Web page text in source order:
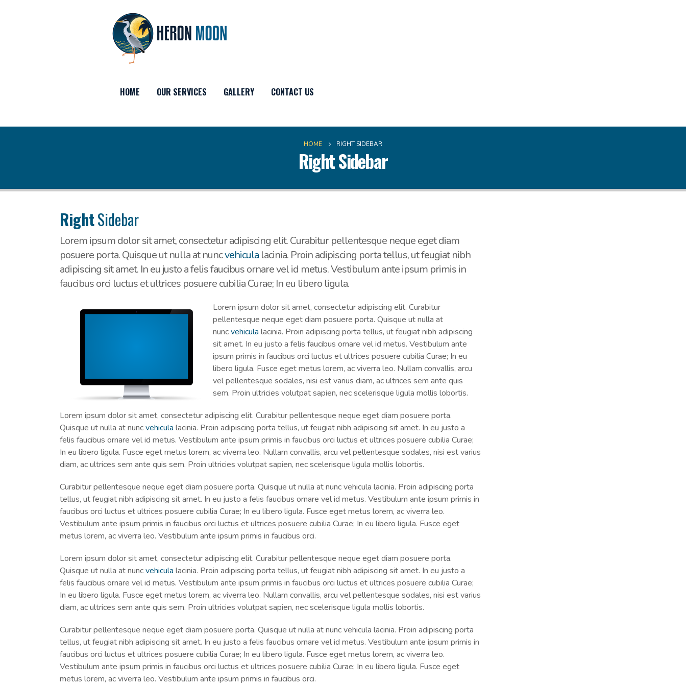
HOME OUR SERVICES GALLERY CONTACT US
HOME RIGHT SIDEBAR
Right Sidebar
RightSidebar
Lorem ipsum dolor sit amet, consectetur adipiscing elit. Curabitur pellentesque neque eget diam
posuere porta. Quisque ut nulla at nuncvehicula lacinia. Proin adipiscing porta tellus, ut feugiat nibh
adipiscing sit amet. In eu justo a felis faucibus ornare vel id metus. Vestibulum ante ipsum primis in
faucibus orci luctus et ultrices posuere cubilia Curae; In eu libero ligula.
Lorem ipsum dolor sit amet, consectetur adipiscing elit. Curabitur
pellentesque neque eget diam posuere porta. Quisque ut nulla at
nuncvehicula lacinia. Proin adipiscing porta tellus, ut feugiat nibh adipiscing
sit amet. In eu justo a felis faucibus ornare vel id metus. Vestibulum ante
ipsum primis in faucibus orci luctus et ultrices posuere cubilia Curae; In eu
libero ligula. Fusce eget metus lorem, ac viverra leo. Nullam convallis, arcu
vel pellentesque sodales, nisi est varius diam, ac ultrices sem ante quis
sem. Proin ultricies volutpat sapien, nec scelerisque ligula mollis lobortis.
Lorem ipsum dolor sit amet, consectetur adipiscing elit. Curabitur pellentesque neque eget diam posuere porta.
Quisque ut nulla at nuncvehicula lacinia. Proin adipiscing porta tellus, ut feugiat nibh adipiscing sit amet. In eu justo a
felis faucibus ornare vel id metus. Vestibulum ante ipsum primis in faucibus orci luctus et ultrices posuere cubilia Curae;
In eu libero ligula. Fusce eget metus lorem, ac viverra leo. Nullam convallis, arcu vel pellentesque sodales, nisi est varius
diam, ac ultrices sem ante quis sem. Proin ultricies volutpat sapien, nec scelerisque ligula mollis lobortis.
Curabitur pellentesque neque eget diam posuere porta. Quisque ut nulla at nunc vehicula lacinia. Proin adipiscing porta
tellus, ut feugiat nibh adipiscing sit amet. In eu justo a felis faucibus ornare vel id metus. Vestibulum ante ipsum primis in
faucibus orci luctus et ultrices posuere cubilia Curae; In eu libero ligula. Fusce eget metus lorem, ac viverra leo.
Vestibulum ante ipsum primis in faucibus orci luctus et ultrices posuere cubilia Curae; In eu libero ligula. Fusce eget
metus lorem, ac viverra leo. Vestibulum ante ipsum primis in faucibus orci.
Lorem ipsum dolor sit amet, consectetur adipiscing elit. Curabitur pellentesque neque eget diam posuere porta.
Quisque ut nulla at nuncvehicula lacinia. Proin adipiscing porta tellus, ut feugiat nibh adipiscing sit amet. In eu justo a
felis faucibus ornare vel id metus. Vestibulum ante ipsum primis in faucibus orci luctus et ultrices posuere cubilia Curae;
In eu libero ligula. Fusce eget metus lorem, ac viverra leo. Nullam convallis, arcu vel pellentesque sodales, nisi est varius
diam, ac ultrices sem ante quis sem. Proin ultricies volutpat sapien, nec scelerisque ligula mollis lobortis.
Curabitur pellentesque neque eget diam posuere porta. Quisque ut nulla at nunc vehicula lacinia. Proin adipiscing porta
tellus, ut feugiat nibh adipiscing sit amet. In eu justo a felis faucibus ornare vel id metus. Vestibulum ante ipsum primis in
faucibus orci luctus et ultrices posuere cubilia Curae; In eu libero ligula. Fusce eget metus lorem, ac viverra leo.
Vestibulum ante ipsum primis in faucibus orci luctus et ultrices posuere cubilia Curae; In eu libero ligula. Fusce eget
metus lorem, ac viverra leo. Vestibulum ante ipsum primis in faucibus orci.